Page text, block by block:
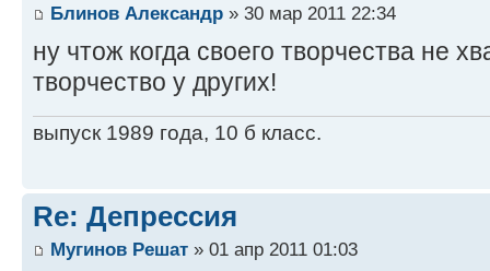
Блинов Александр » 30 мар 2011 22:34
ну чтож когда своего творчества не
творчество у других!
выпуск 1989 года, 10 б класс.
Re: Депрессия
Мугинов Решат » 01 апр 2011 01:03